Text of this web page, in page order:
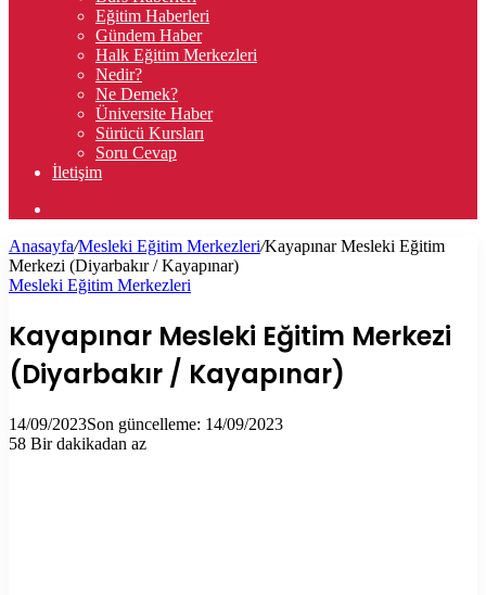
Eğitim Haberleri
Gündem Haber
Halk Eğitim Merkezleri
Nedir?
Ne Demek?
Üniversite Haber
Sürücü Kursları
Soru Cevap
İletişim
...
Anasayfa/Mesleki Eğitim Merkezleri/Kayapınar Mesleki Eğitim
Merkezi (Diyarbakır / Kayapınar)
Mesleki Eğitim Merkezleri
Kayapınar Mesleki Eğitim Merkezi
(Diyarbakır / Kayapınar)
14/09/2023Son güncelleme: 14/09/2023
58 Bir dakikadan az